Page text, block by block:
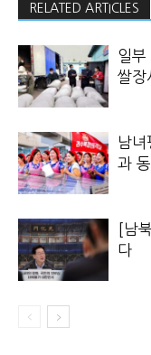
RELATED ARTICLES
일부
쌀장
남녀
과
[남
다